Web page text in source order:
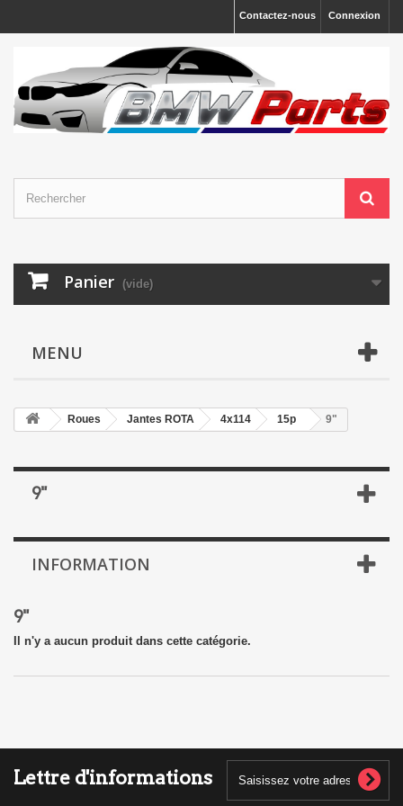
Connexion
Contactez-nous
Panier (vide)
MENU
Roues Jantes ROTA 4x114 15p 9"
9"
INFORMATION
9"
Il n'y a aucun produit dans cette catégorie.
Lettre d'informations